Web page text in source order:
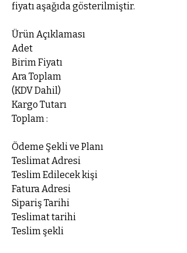
fiyatı aşağıda gösterilmiştir.
Ürün Açıklaması
Adet
Birim Fiyatı
Ara Toplam
(KDV Dahil)
Kargo Tutarı
Toplam :
Ödeme Şekli ve Planı
Teslimat Adresi
Teslim Edilecek kişi
Fatura Adresi
Sipariş Tarihi
Teslimat tarihi
Teslim şekli